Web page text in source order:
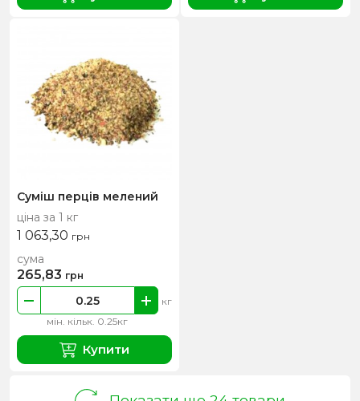
Суміш перців мелений
ціна за 1 кг
1 063,30 грн
мін. кільк. 0.25кг
кг
сума
265,83 грн
Купити